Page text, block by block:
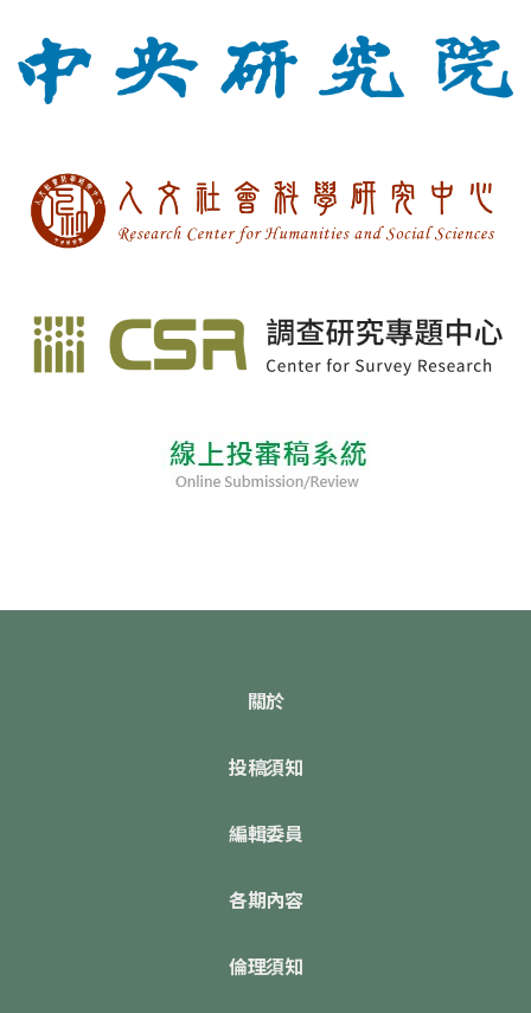
關於
投稿須知
編輯委員
各期內容
倫理須知